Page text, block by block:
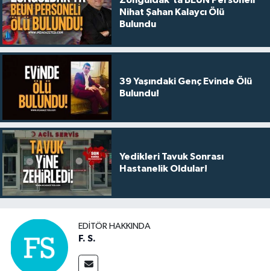
Nihat Şahan Kalaycı Ölü
Bulundu
39 Yaşındaki Genç Evinde Ölü
Bulundu!
Yedikleri Tavuk Sonrası
Hastanelik Oldular!
EDITÖR HAKKINDA
F. S.